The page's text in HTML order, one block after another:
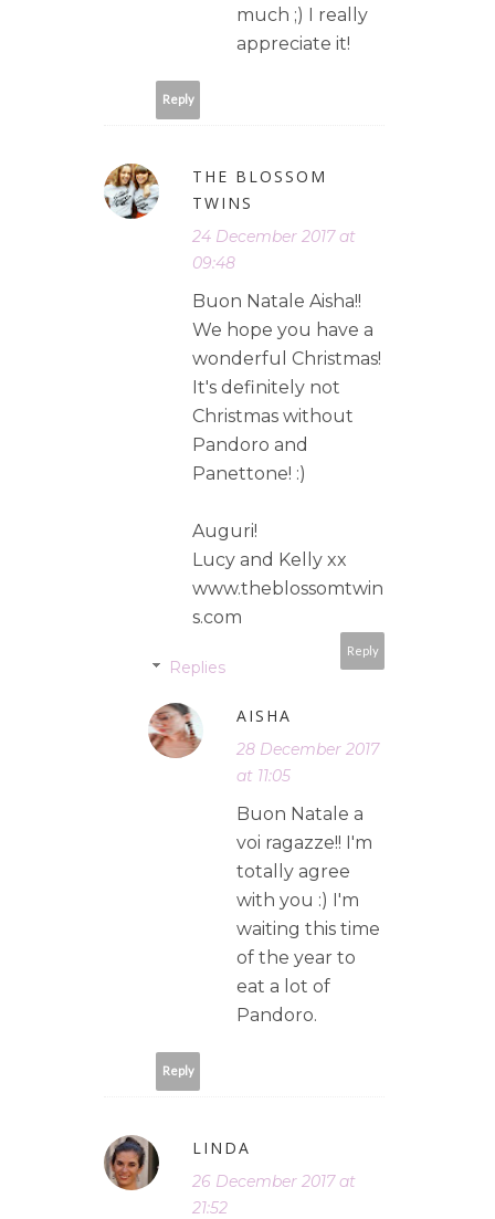
much ;) I really
appreciate it!
Reply
THE BLOSSOM
TWINS
24 December 2017 at
09:48
Buon Natale Aisha!!
We hope you have a
wonderful Christmas!
It's definitely not
Christmas without
Pandoro and
Panettone! :)
Auguri!
Lucy and Kelly xx
www.theblossomtwin
s.com
Reply
Replies
AISHA
28 December 2017
at 11:05
Buon Natale a
voi ragazze!! I'm
totally agree
with you :) I'm
waiting this time
of the year to
eat a lot of
Pandoro.
Reply
LINDA
26 December 2017 at
21:52